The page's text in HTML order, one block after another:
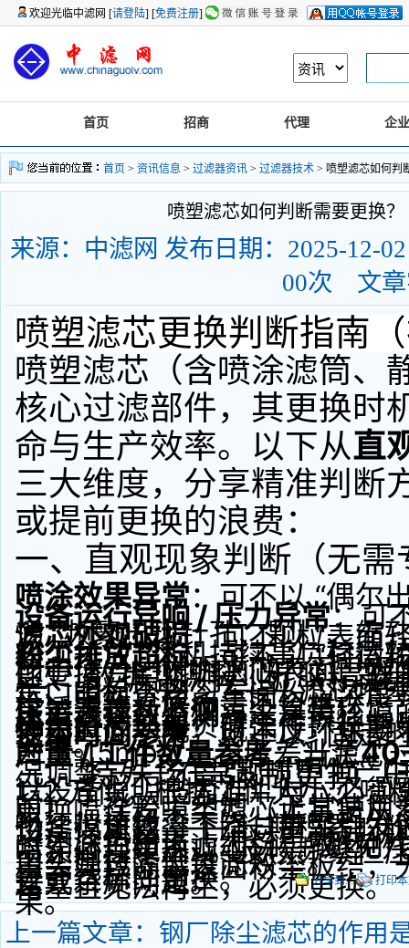
欢迎光临中滤网 [请登陆] [免费注册]
首页 招商 代理 企业
首页 > 资讯信息 > 过滤器资讯 > 过滤器技术 > 喷塑滤芯如何判
喷塑滤芯如何判断需要更换
来源：中滤网 发布日期：2025-12-
00次 文章
喷塑滤芯更换判断指南
喷塑滤芯（含喷涂滤筒、
核心过滤部件，其更换时
命与生产效率。以下从直
三大维度，分享精准判断
或提前更换的浪费：
一、直观现象判断（无
喷涂效果异常：可不以 “偶尔
惕 “频繁出现针孔、颗粒、
核心信号，说明滤芯表面已
枪，导致涂层质量不合格。
设备运行异响 / 压力异常：可
必须关注 “风机持续高负荷运
足、出粉不均匀”—— 滤芯堵
持风量被迫超负荷工作，长期
滤芯外观破损：可不以 “表面
即更换 “出现撕裂、开胶、
穿透滤芯，不仅污染涂装环
部件。
粉尘排放超标：可不以 “轻微
气口明显冒粉、车间粉尘浓
失去过滤功能，既违反环保
二、数据监测判断（精
压差表读数监测：这是最核心
为 5-15mbar，当压差升至
以设备说明书为准）时，必
畅，喷涂效率下降，甚至引发
使用时间参考：可不以 “固定
况调整 —— 在常规喷塑生产
时），祥芳喷塑滤芯正常使
（如深色粉末、细粉）或 24
查，达标即更换。
产量 / 工件数量参考：当滤芯
1-2 万件，根据工件大小、喷
也建议更换 —— 长期积累的
用实则已降低过滤效率。
三、特殊场景强制更换
更换喷涂粉末类型（尤其是
时，必须更换滤芯 —— 避免
差或杂质问题。
设备停机超过 1 个月重新启
置会导致滤芯表面粉尘板结
果。
喷涂过程中出现 “反吹频繁但
堵塞且无法再生，必须更换。
分享到... 打印本
上一篇文章： 钢厂除尘滤芯的作用